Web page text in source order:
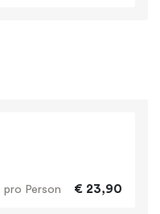
pro Person € 23,90